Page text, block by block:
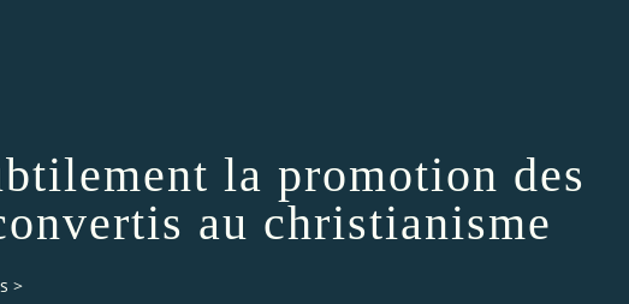
la promotion des
au christianisme
>